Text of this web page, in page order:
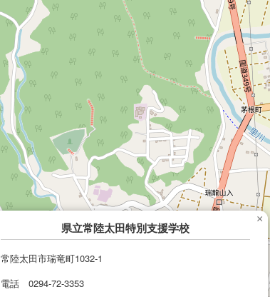
県立常陸太田特別支援学校
常陸太田市瑞竜町1032-1
電話 0294-72-3353
×